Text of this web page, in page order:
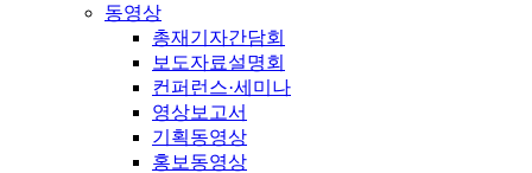
동영상
총재기자간담회
보도자료설명회
컨퍼런스·세미나
영상보고서
기획동영상
홍보동영상